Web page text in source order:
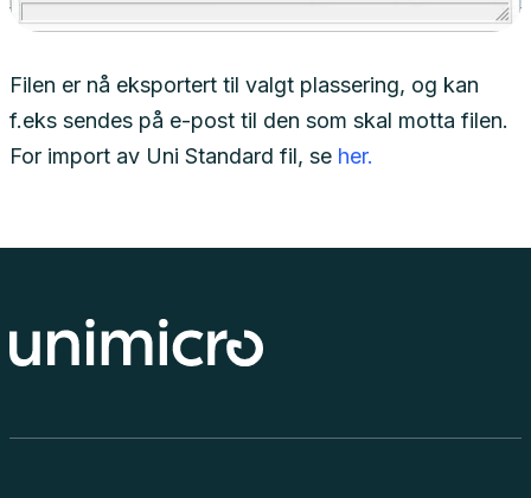
Filen er nå eksportert til valgt plassering, og kan
f.eks sendes på e-post til den som skal motta filen.
For import av Uni Standard fil, se her.